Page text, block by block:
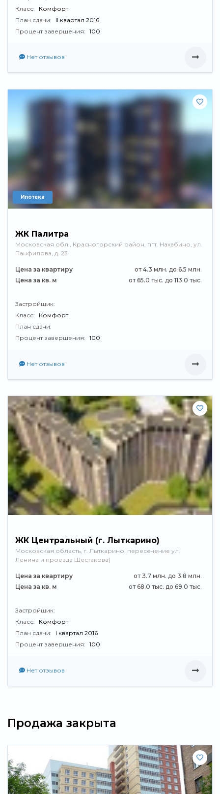
Класс:
Комфорт
План сдачи:
II квартал 2016
Процент завершения: 100
Нет отзывов
Ипотека
ЖК Палитра
Московская обл., Красногорский район, пгт. Нахабино, ул.
Панфилова, д. 23
Цена за квартиру
от 4.3 млн. до 6.5 млн.
Цена за кв. м
от 65.0 тыс. до 113.0 тыс.
Застройщик:
Класс:
Комфорт
План сдачи:
Процент завершения: 100
Нет отзывов
ЖК Центральный (г. Лыткарино)
Московская область, г. Лыткарино, пересечение ул.
Ленина и проезда Шестакова)
Цена за квартиру
от 3.7 млн. до 3.8 млн.
Цена за кв. м
от 68.0 тыс. до 69.0 тыс.
Застройщик:
Класс:
Комфорт
План сдачи:
I квартал 2016
Процент завершения: 100
Нет отзывов
Продажа закрыта